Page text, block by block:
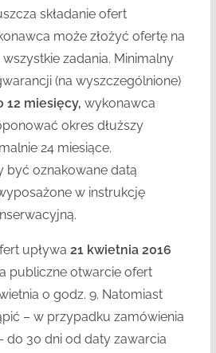
składanie ofert
może złożyć ofertę na
zadania. Minimalny
(na wyszczególnione)
12 miesięcy, wykonawca
okres dłuższy
24 miesiące.
być oznakowane datą
w instrukcję
upływa 21 kwietnia 2016
publiczne otwarcie ofert
o godz. 9. Natomiast
– w przypadku zamówienia
do 30 dni od daty zawarcia